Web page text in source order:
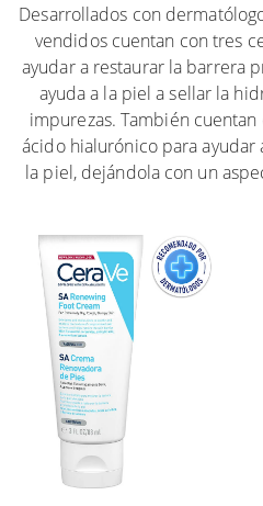
Desarrollados con
vendidos cuentan con tres
ayudar a restaurar la barrera
ayuda a la piel a sellar la
impurezas. También
ácido hialurónico para
la piel, dejándola con un